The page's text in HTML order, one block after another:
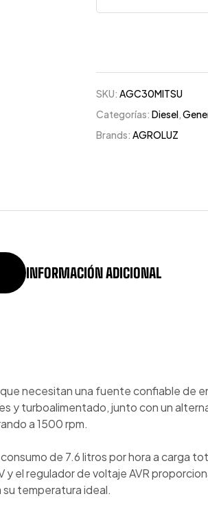
SKU:AGC30MITSU
Categorías:Diesel,
Brands:AGROLUZ
INFORMACIÓN ADICIONAL
necesitan una fuente confiable de
y turboalimentado, junto con un
a 1500 rpm.
de 7.6 litros por hora a carga
el regulador de voltaje AVR
temperatura ideal.